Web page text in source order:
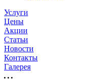
Услуги
Цены
Акции
Статьи
Новости
Контакты
Галерея